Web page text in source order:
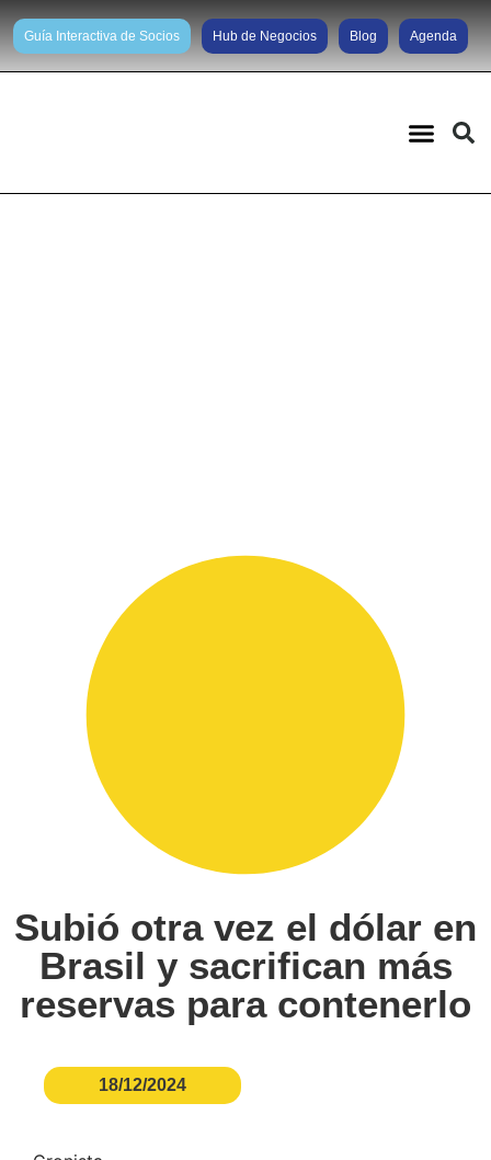
Guía Interactiva de Socios Hub de Negocios Blog Agenda
Subió otra vez el dólar en
Brasil y sacrifican más
reservas para contenerlo
18/12/2024